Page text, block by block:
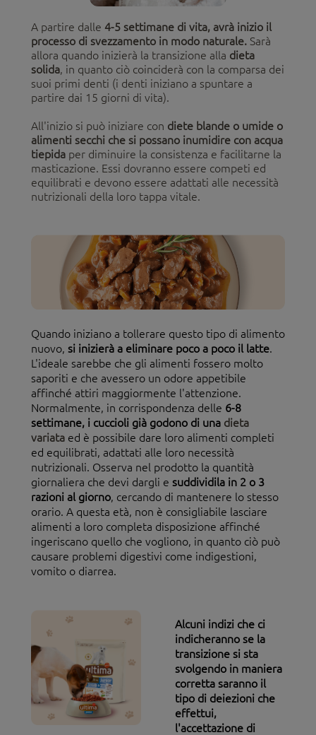
A partire dalle 4-5 settimane di vita, avrà inizio il
processo di svezzamento in modo naturale. Sarà
allora quando inizierà la transizione alla dieta
solida, in quanto ciò coinciderà con la comparsa dei
suoi primi denti (i denti iniziano a spuntare a
partire dai 15 giorni di vita).
All'inizio si può iniziare con diete blande o umide o
alimenti secchi che si possano inumidire con acqua
tiepida per diminuire la consistenza e facilitarne la
masticazione. Essi dovranno essere competi ed
equilibrati e devono essere adattati alle necessità
nutrizionali della loro tappa vitale.
Quando iniziano a tollerare questo tipo di alimento
nuovo, si inizierà a eliminare poco a poco il latte.
L'ideale sarebbe che gli alimenti fossero molto
saporiti e che avessero un odore appetibile
affinché attiri maggiormente l'attenzione.
Normalmente, in corrispondenza delle 6-8
settimane, i cuccioli già godono di una dieta
variata ed è possibile dare loro alimenti completi
ed equilibrati, adattati alle loro necessità
nutrizionali. Osserva nel prodotto la quantità
giornaliera che devi dargli e suddividila in 2 o 3
razioni al giorno, cercando di mantenere lo stesso
orario. A questa età, non è consigliabile lasciare
alimenti a loro completa disposizione affinché
ingeriscano quello che vogliono, in quanto ciò può
causare problemi digestivi come indigestioni,
vomito o diarrea.
Alcuni indizi che ci
indicheranno se la
transizione si sta
svolgendo in maniera
corretta saranno il
tipo di deiezioni che
effettui,
l'accettazione di